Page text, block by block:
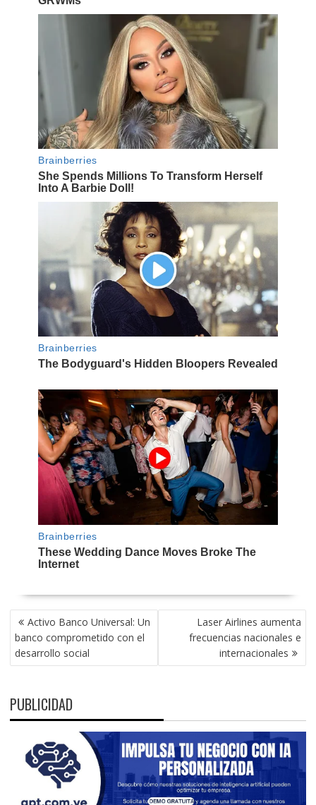
NAVEGACIÓN
DE
ENTRADAS
Activo Banco Universal: Un
banco comprometido con el
desarrollo social
Laser Airlines aumenta
frecuencias nacionales e
internacionales
PUBLICIDAD